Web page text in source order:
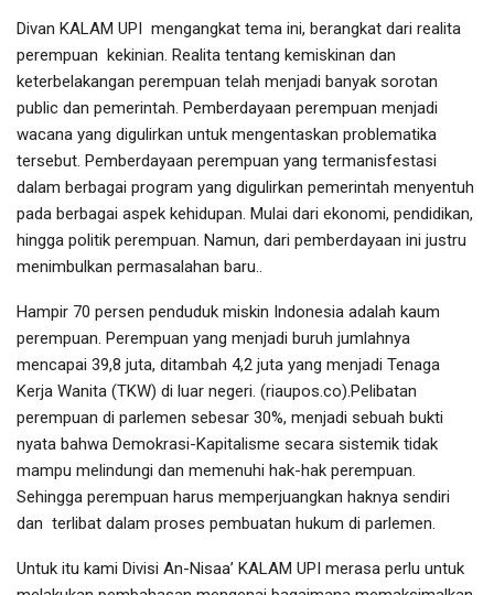
Divan KALAM UPI mengangkat tema ini, berangkat dari realita
perempuan kekinian. Realita tentang kemiskinan dan
keterbelakangan perempuan telah menjadi banyak sorotan
public dan pemerintah. Pemberdayaan perempuan menjadi
wacana yang digulirkan untuk mengentaskan problematika
tersebut. Pemberdayaan perempuan yang termanisfestasi
dalam berbagai program yang digulirkan pemerintah menyentuh
pada berbagai aspek kehidupan. Mulai dari ekonomi, pendidikan,
hingga politik perempuan. Namun, dari pemberdayaan ini justru
menimbulkan permasalahan baru..
Hampir 70 persen penduduk miskin Indonesia adalah kaum
perempuan. Perempuan yang menjadi buruh jumlahnya
mencapai 39,8 juta, ditambah 4,2 juta yang menjadi Tenaga
Kerja Wanita (TKW) di luar negeri. (riaupos.co).Pelibatan
perempuan di parlemen sebesar 30%, menjadi sebuah bukti
nyata bahwa Demokrasi-Kapitalisme secara sistemik tidak
mampu melindungi dan memenuhi hak-hak perempuan.
Sehingga perempuan harus memperjuangkan haknya sendiri
dan terlibat dalam proses pembuatan hukum di parlemen.
Untuk itu kami Divisi An-Nisaa’ KALAM UPI merasa perlu untuk